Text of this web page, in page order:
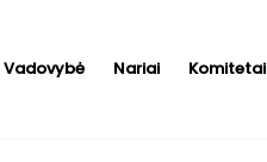
Vadovybė Nariai Komitetai